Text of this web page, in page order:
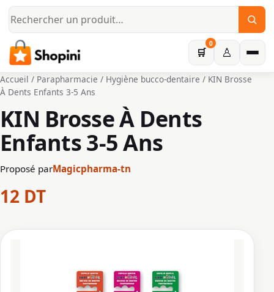
Aller au contenu principal
🛒
0
♙
Accueil / Parapharmacie / Hygiène bucco-dentaire / KIN Brosse
À Dents Enfants 3-5 Ans
KIN Brosse À Dents
Enfants 3-5 Ans
Proposé parMagicpharma-tn
12 DT